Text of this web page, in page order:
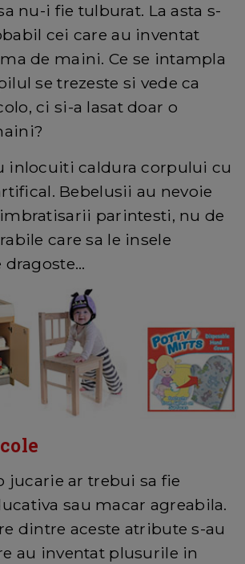
nu-i fie tulburat. La asta s-
cei care au inventat
de maini. Ce se intampla
se trezeste si vede ca
ci si-a lasat doar o
inlocuiti caldura corpului cu
Bebelusii au nevoie
parintesti, nu de
care sa le insele
jucarie ar trebui sa fie
sau macar agreabila.
dintre aceste atribute s-au
au inventat plusurile in